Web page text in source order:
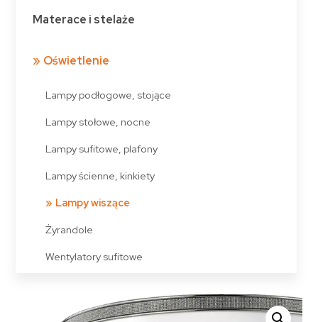
Materace i stelaże
Oświetlenie
Lampy podłogowe, stojące
Lampy stołowe, nocne
Lampy sufitowe, plafony
Lampy ścienne, kinkiety
Lampy wiszące
Żyrandole
Wentylatory sufitowe